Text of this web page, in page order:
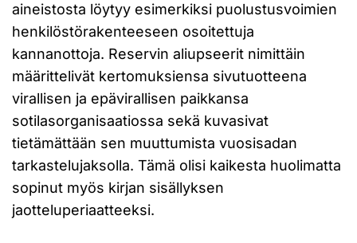
aineistosta löytyy esimerkiksi puolustusvoimien
henkilöstörakenteeseen osoitettuja
kannanottoja. Reservin aliupseerit nimittäin
määrittelivät kertomuksiensa sivutuotteena
virallisen ja epävirallisen paikkansa
sotilasorganisaatiossa sekä kuvasivat
tietämättään sen muuttumista vuosisadan
tarkastelujaksolla. Tämä olisi kaikesta huolimatta
sopinut myös kirjan sisällyksen
jaotteluperiaatteeksi.